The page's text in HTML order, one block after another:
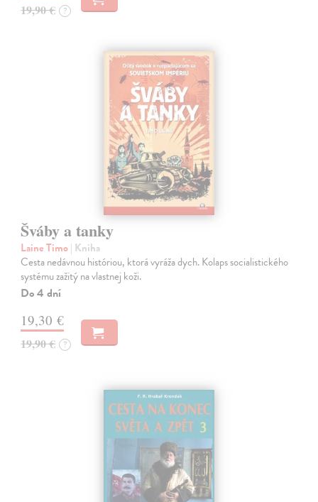
19,90 € ?
Šváby a tanky
Laine Timo| Kniha
Cesta nedávnou históriou, ktorá vyráža dych. Kolaps socialistického
systému zažitý na vlastnej koži.
Do 4 dní
19,30 €
19,90 € ?